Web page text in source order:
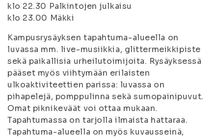
klo 22.30 Palkintojen julkaisu
klo 23.00 Mäkki
Kampusrysäyksen tapahtuma-alueella on
luvassa mm. live-musiikkia, glittermeikkipiste
sekä paikallisia urheilutoimijoita. Rysäyksessä
pääset myös viihtymään erilaisten
ulkoaktiviteettien parissa: luvassa on
pihapelejä, pomppulinna sekä sumopainipuvut.
Omat piknikeväät voi ottaa mukaan.
Tapahtumassa on tarjolla ilmaista hattaraa.
Tapahtuma-alueella on myös kuvausseinä,